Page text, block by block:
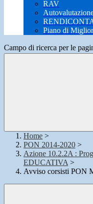
RAV
Piano di
Campo di ricerca per le
Home >
PON 2014-2020 >
Azione 10.2.2A :
EDUCATIVA >
Avviso corsisti PON